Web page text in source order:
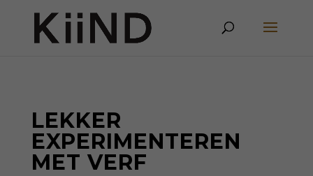
LEKKER
EXPERIMENTEREN
MET VERF